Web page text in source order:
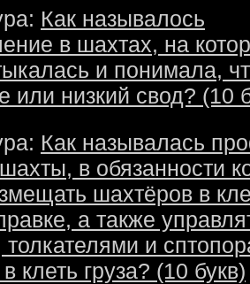
Как называлось
в шахтах, на
и понимала,
или низкий свод? (10
Как называлась
в обязанности
шахтёров в
а также
и
клеть груза? (10 букв)